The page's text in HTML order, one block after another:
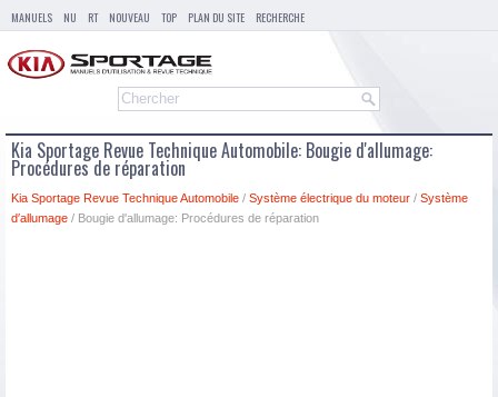
MANUELS NU RT NOUVEAU TOP PLAN DU SITE RECHERCHE
Kia Sportage Revue Technique Automobile: Bougie d'allumage:
Procédures de réparation
Kia Sportage Revue Technique Automobile / Système électrique du moteur / Système
d′allumage / Bougie d'allumage: Procédures de réparation